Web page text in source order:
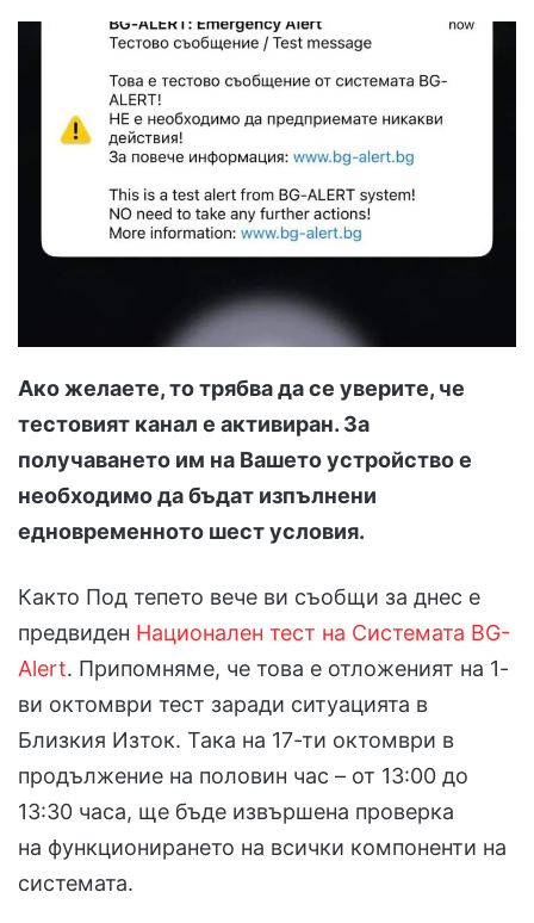
Ако желаете, то трябва да се уверите, че
тестовият канал е активиран. За
получаването им на Вашето устройство е
необходимо да бъдат изпълнени
едновременното шест условия.
Както Под тепето вече ви съобщи за днес е
предвиден Национален тест на Системата BG-
Alert. Припомняме, че това е отложеният на 1-
ви октомври тест заради ситуацията в
Близкия Изток. Така на 17-ти октомври в
продължение на половин час – от 13:00 до
13:30 часа, ще бъде извършена проверка
на функционирането на всички компоненти на
системата.